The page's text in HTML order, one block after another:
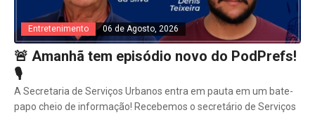
Entretenimento 06 de Agosto, 2026
🚨 Amanhã tem episódio novo do PodPrefs!
🎙️
A Secretaria de Serviços Urbanos entra em pauta em um bate-
papo cheio de informação! Recebemos o secretário de Serviços